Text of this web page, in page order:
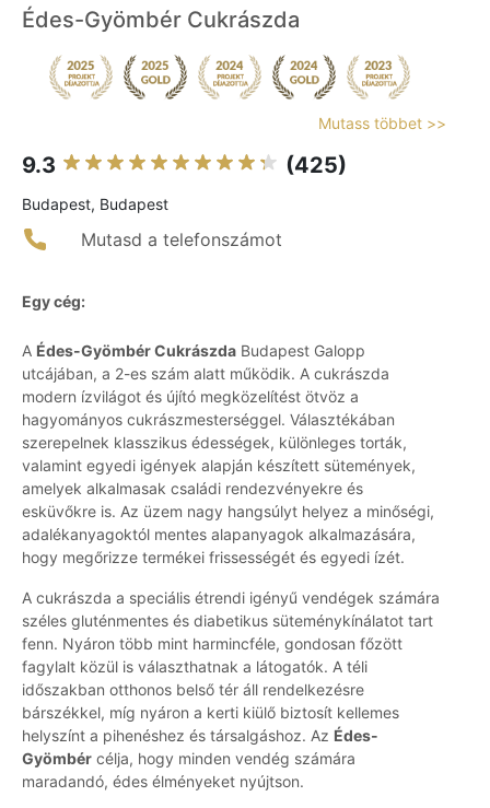
Édes-Gyömbér Cukrászda
Mutass többet >>
9.3 (425)
Budapest, Budapest
Mutasd a telefonszámot
Egy cég:
A Édes-Gyömbér Cukrászda Budapest Galopp
utcájában, a 2-es szám alatt működik. A cukrászda
modern ízvilágot és újító megközelítést ötvöz a
hagyományos cukrászmesterséggel. Választékában
szerepelnek klasszikus édességek, különleges torták,
valamint egyedi igények alapján készített sütemények,
amelyek alkalmasak családi rendezvényekre és
esküvőkre is. Az üzem nagy hangsúlyt helyez a minőségi,
adalékanyagoktól mentes alapanyagok alkalmazására,
hogy megőrizze termékei frissességét és egyedi ízét.
A cukrászda a speciális étrendi igényű vendégek számára
széles gluténmentes és diabetikus süteménykínálatot tart
fenn. Nyáron több mint harmincféle, gondosan főzött
fagylalt közül is választhatnak a látogatók. A téli
időszakban otthonos belső tér áll rendelkezésre
bárszékkel, míg nyáron a kerti kiülő biztosít kellemes
helyszínt a pihenéshez és társalgáshoz. Az Édes-
Gyömbér célja, hogy minden vendég számára
maradandó, édes élményeket nyújtson.